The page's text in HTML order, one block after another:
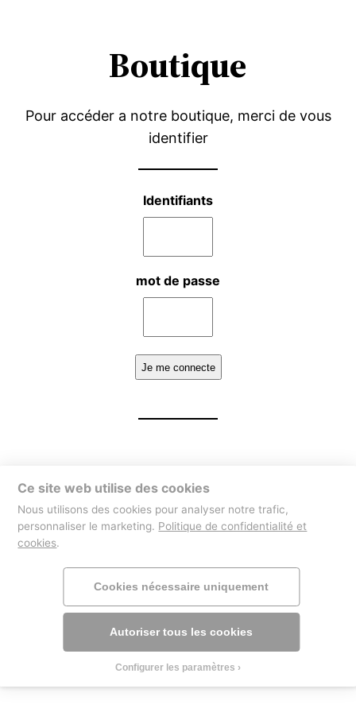
Boutique
Pour accéder a notre boutique, merci de vous
identifier
Identifiants
mot de passe
Ce site web utilise des cookies
Nous utilisons des cookies pour analyser notre trafic,
personnaliser le marketing. Politique de confidentialité et
cookies.
Cookies nécessaire uniquement
Autoriser tous les cookies
Configurer les paramètres